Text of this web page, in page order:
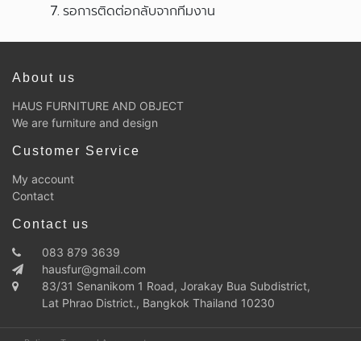
รอการติดต่อกลับจากทีมงาน
About us
HAUS FURNITURE AND OBJECT
We are furniture and design
Customer Service
My account
Contact
Contact us
083 879 3639
hausfur@gmail.com
83/31 Senanikom 1 Road, Jorakay Bua Subdistrict,
Lat Phrao District., Bangkok Thailand 10230